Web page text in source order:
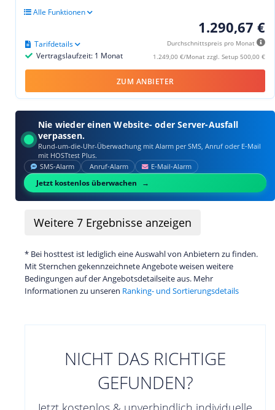
Alle Funktionen
1.290,67 €
Durchschnittspreis pro Monat
1.249,00 €/Monat zzgl. Setup 500,00 €
Vertragslaufzeit: 1 Monat
Tarifdetails
ZUM ANBIETER
Nie wieder einen Website- oder Server-Ausfall
verpassen.
Rund-um-die-Uhr-Überwachung mit Alarm per SMS, Anruf oder E‑Mail
mit HOSTtest Plus.
SMS‑Alarm Anruf‑Alarm E‑Mail‑Alarm
Jetzt kostenlos überwachen
Weitere 7 Ergebnisse anzeigen
* Bei hosttest ist lediglich eine Auswahl von Anbietern zu finden.
Mit Sternchen gekennzeichnete Angebote weisen weitere
Bedingungen auf der Angebotsdetailseite aus. Mehr
Informationen zu unseren Ranking- und Sortierungsdetails
NICHT DAS RICHTIGE
GEFUNDEN?